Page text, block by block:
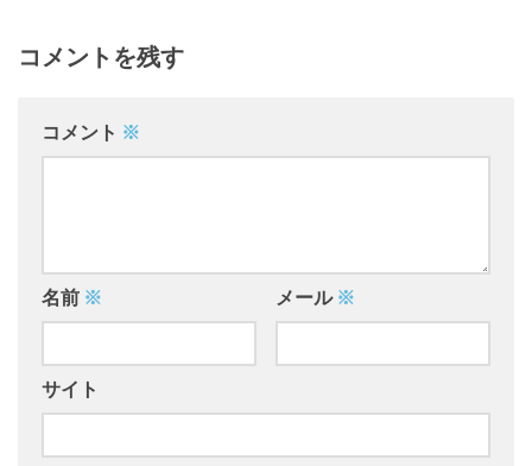
コメントを残す
コメント ※
名前 ※ メール ※
サイト